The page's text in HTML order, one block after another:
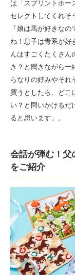
は「スプリントホー
セレクトしてくれそ
「娘は馬が好きな
ね！息子は青系が好
んはすごくたくさん
き？と聞きながら一
らなりの好みやそれ
買うとしたら、どこ
い？と問いかけるだ
ると思います」。
会話が弾む！父
をご紹介